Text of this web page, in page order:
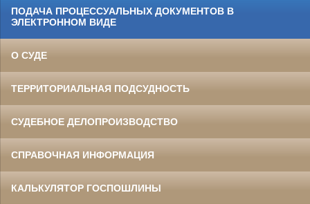
ПОДАЧА ПРОЦЕССУАЛЬНЫХ ДОКУМЕНТОВ В
ЭЛЕКТРОННОМ ВИДЕ
О СУДЕ
ТЕРРИТОРИАЛЬНАЯ ПОДСУДНОСТЬ
СУДЕБНОЕ ДЕЛОПРОИЗВОДСТВО
СПРАВОЧНАЯ ИНФОРМАЦИЯ
КАЛЬКУЛЯТОР ГОСПОШЛИНЫ